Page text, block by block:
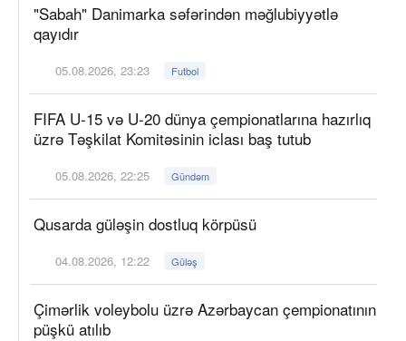
"Sabah" Danimarka səfərindən məğlubiyyətlə
qayıdır
05.08.2026, 23:23 Futbol
FIFA U-15 və U-20 dünya çempionatlarına hazırlıq
üzrə Təşkilat Komitəsinin iclası baş tutub
05.08.2026, 22:25 Gündəm
Qusarda güləşin dostluq körpüsü
04.08.2026, 12:22 Güləş
Çimərlik voleybolu üzrə Azərbaycan çempionatının
püşkü atılıb